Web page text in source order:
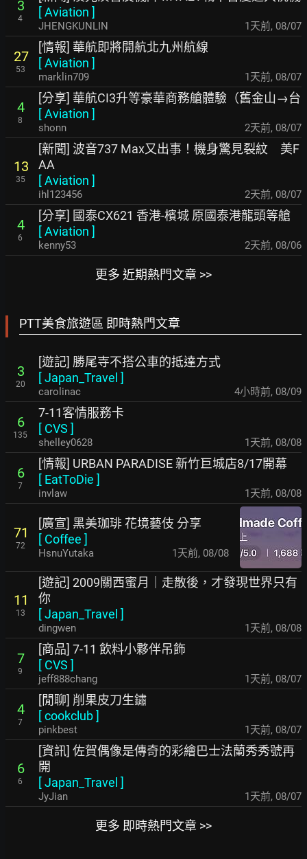
3
4
[Aviation ]
JHENGKUNLIN 1天前, 08/07
27
53
[情報] 華航即將開航北九州航線
[Aviation ]
marklin709 1天前, 08/07
4
8
[分享] 華航CI3升等豪華商務艙體驗（舊金山→台
[Aviation ]
shonn 2天前, 08/07
13
35
[新聞] 波音737 Max又出事！機身驚見裂紋 美F
AA
[Aviation ]
ihl123456 2天前, 08/07
4
6
[分享] 國泰CX621 香港-檳城 原國泰港龍頭等艙
[Aviation ]
kenny53 2天前, 08/06
更多 近期熱門文章 >>
PTT美食旅遊區 即時熱門文章
3
20
[遊記] 勝尾寺不搭公車的抵達方式
[Japan_Travel ]
carolinac 4小時前, 08/09
6
135
7-11客情服務卡
[ CVS ]
shelley0628 1天前, 08/08
6
7
[情報] URBAN PARADISE 新竹巨城店8/17開幕
[ EatToDie ]
invlaw 1天前, 08/08
71
72
[廣宣] 黑美珈琲 花境藝伎 分享
[ Coffee ]
HsnuYutaka 1天前, 08/08
11
13
[遊記] 2009關西蜜月｜走散後，才發現世界只有
你
[Japan_Travel ]
dingwen 1天前, 08/08
7
9
[商品] 7-11 飲料小夥伴吊飾
[ CVS ]
jeff888chang 1天前, 08/07
4
7
[閒聊] 削果皮刀生鏽
[cookclub]
pinkbest 1天前, 08/07
6
6
[資訊] 佐賀偶像是傳奇的彩繪巴士法蘭秀秀號再
開
[Japan_Travel ]
JyJian 1天前, 08/07
更多 即時熱門文章 >>